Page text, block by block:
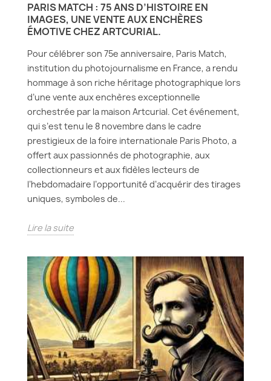
PARIS MATCH : 75 ANS D’HISTOIRE EN
IMAGES, UNE VENTE AUX ENCHÈRES
ÉMOTIVE CHEZ ARTCURIAL.
Pour célébrer son 75e anniversaire, Paris Match,
institution du photojournalisme en France, a rendu
hommage à son riche héritage photographique lors
d’une vente aux enchères exceptionnelle
orchestrée par la maison Artcurial. Cet événement,
qui s’est tenu le 8 novembre dans le cadre
prestigieux de la foire internationale Paris Photo, a
offert aux passionnés de photographie, aux
collectionneurs et aux fidèles lecteurs de
l’hebdomadaire l’opportunité d’acquérir des tirages
uniques, symboles de...
Lire la suite